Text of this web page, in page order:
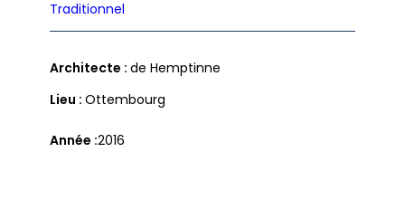
Traditionnel
Architecte : de Hemptinne
Lieu : Ottembourg
Année 2016